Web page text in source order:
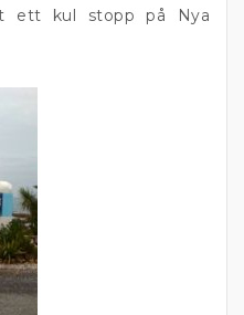
ett kul stopp på Nya